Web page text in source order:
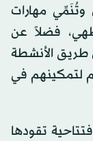
وتُنَمِّي مهارات
فضلاً عن
طريق الأنشطة
لتمكينهم في
تقودها